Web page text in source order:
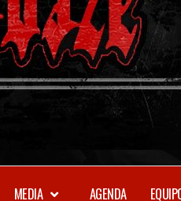
MEDIA AGENDA